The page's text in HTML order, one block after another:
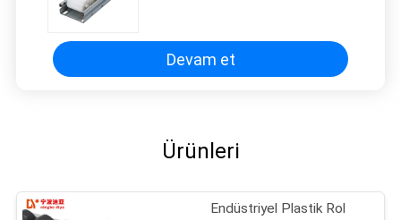
Devam et
Ürünleri
Endüstriyel Plastik Rol